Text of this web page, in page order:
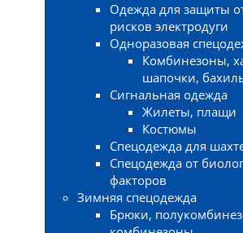
Одежда для защиты
рисков электродуги
Одноразовая
Комбинезоны,
шапочки,
Сигнальная одежда
Жилеты, плащи
Костюмы
Спецодежда для
Спецодежда от
факторов
Зимняя спецодежда
Брюки,